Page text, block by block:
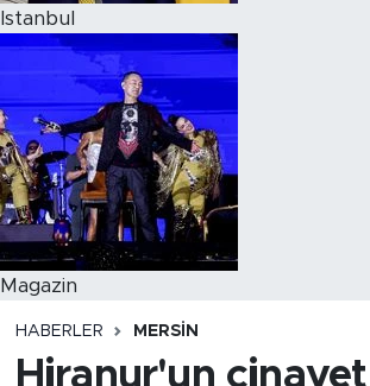
Istanbul
Magazin
HABERLER MERSIN
Hiranur'un cinayet